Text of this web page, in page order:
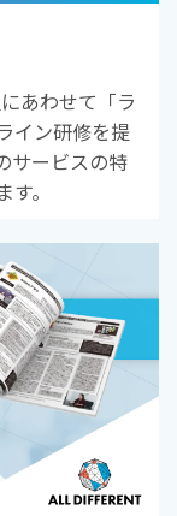
あわせて「ラ
イン研修を提
サービスの特
。